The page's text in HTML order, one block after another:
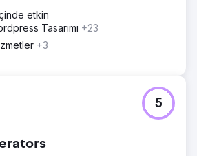
etkin
Tasarımı +23
+3
5